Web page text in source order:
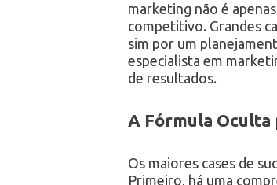
marketing não é
competitivo. Grandes
sim por um
especialista em
de resultados.
A Fórmula Oculta
Os maiores cases de
Primeiro, há uma